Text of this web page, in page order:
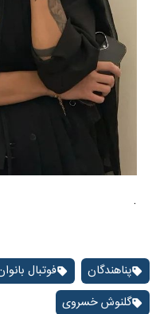
.
پناهندگان فوتبال
گلنوش خسروی